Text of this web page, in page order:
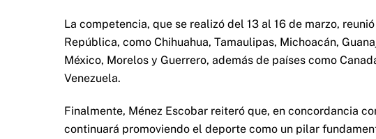
La competencia, que se realizó del 13 al 16 de marzo,
República, como Chihuahua, Tamaulipas, Michoacán,
México, Morelos y Guerrero, además de países como
Venezuela.
Finalmente, Ménez Escobar reiteró que, en concordancia
continuará promoviendo el deporte como un pilar